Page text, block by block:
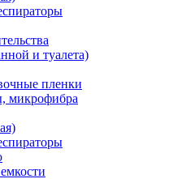
и туалета)
пленки
микрофибра